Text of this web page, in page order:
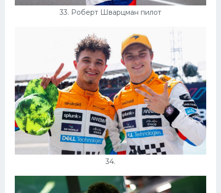
33. Роберт Шварцман пилот
34.